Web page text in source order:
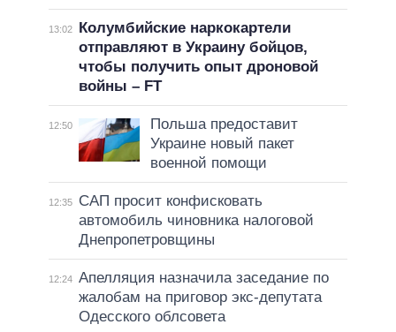
13:02
Колумбийские наркокартели
отправляют в Украину бойцов,
чтобы получить опыт дроновой
войны – FT
12:50
Польша предоставит
Украине новый пакет
военной помощи
12:35
САП просит конфисковать
автомобиль чиновника налоговой
Днепропетровщины
12:24 Апелляция назначила заседание по
жалобам на приговор экс-депутата
Одесского облсовета